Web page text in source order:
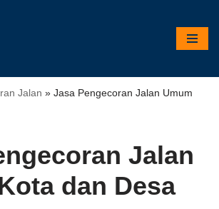
Jalan » Jasa Pengecoran Jalan Umum
Jalan
dan Desa